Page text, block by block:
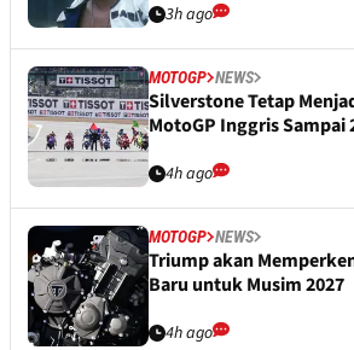
3h ago
MOTOGP NEWS
Silverstone Tetap
MotoGP Inggris Sampai
4h ago
MOTOGP NEWS
Triump akan
Baru untuk Musim 2027
4h ago